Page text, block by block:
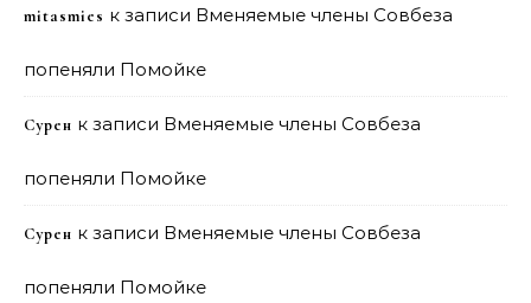
mitasmies к записи Вменяемые члены Совбеза
попеняли Помойке
Сурен к записи Вменяемые члены Совбеза
попеняли Помойке
Сурен к записи Вменяемые члены Совбеза
попеняли Помойке